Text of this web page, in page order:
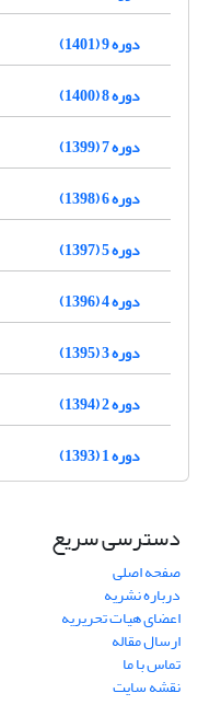
دوره 9 (1401)
دوره 8 (1400)
دوره 7 (1399)
دوره 6 (1398)
دوره 5 (1397)
دوره 4 (1396)
دوره 3 (1395)
دوره 2 (1394)
دوره 1 (1393)
دسترسی سریع
صفحه اصلی
درباره نشریه
اعضای هیات تحریریه
ارسال مقاله
تماس با ما
نقشه سایت